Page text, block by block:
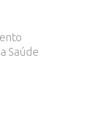
Saúde